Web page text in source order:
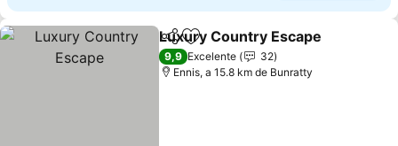
PartilharAdicionar aos favoritos
Luxury Country Escape
9,9 Excelente
32
Ennis, a 15.8 km de Bunratty